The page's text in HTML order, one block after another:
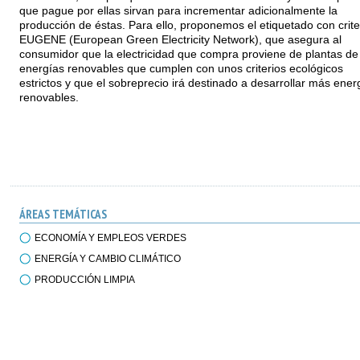
que pague por ellas sirvan para incrementar adicionalmente la
producción de éstas. Para ello, proponemos el etiquetado con
EUGENE (European Green Electricity Network), que asegura al
consumidor que la electricidad que compra proviene de plantas de
energías renovables que cumplen con unos criterios ecológicos
estrictos y que el sobreprecio irá destinado a desarrollar más
renovables.
ÁREAS TEMÁTICAS
ECONOMÍA Y EMPLEOS VERDES
ENERGÍA Y CAMBIO CLIMÁTICO
PRODUCCIÓN LIMPIA